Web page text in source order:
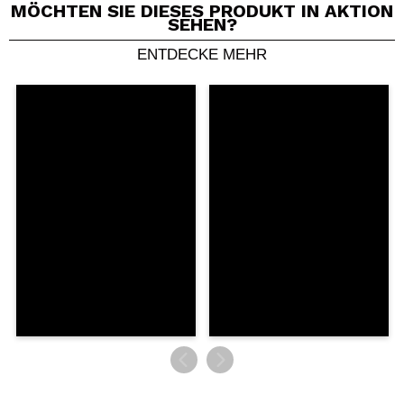
Ein Video oder Foto teilen
Dein Video könnte das erste sein. Stell es dir vor...
MÖCHTEN SIE DIESES PRODUKT IN AKTION
SEHEN?
ENTDECKE MEHR